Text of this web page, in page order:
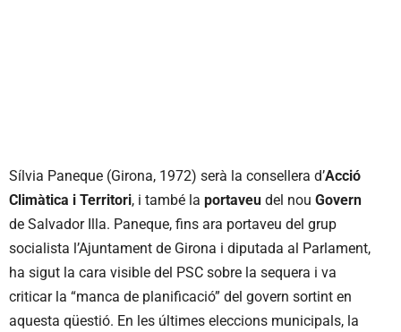
Sílvia Paneque (Girona, 1972) serà la consellera d’Acció
Climàtica i Territori, i també la portaveu del nou Govern
de Salvador Illa. Paneque, fins ara portaveu del grup
socialista l’Ajuntament de Girona i diputada al Parlament,
ha sigut la cara visible del PSC sobre la sequera i va
criticar la “manca de planificació” del govern sortint en
aquesta qüestió. En les últimes eleccions municipals, la